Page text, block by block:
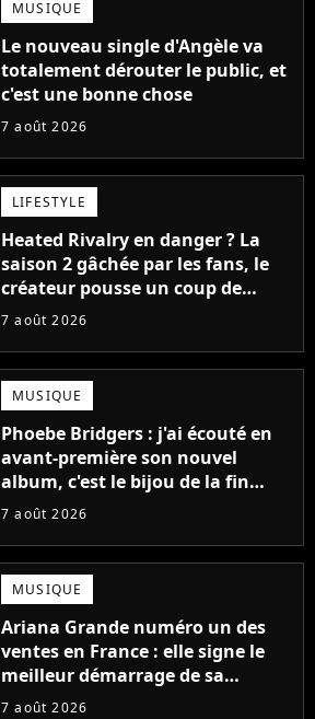
MUSIQUE
Le nouveau single d'Angèle va
totalement dérouter le public, et
c'est une bonne chose
7 août 2026
LIFESTYLE
Heated Rivalry en danger ? La
saison 2 gâchée par les fans, le
créateur pousse un coup de
gueule
7 août 2026
MUSIQUE
Phoebe Bridgers : j'ai écouté en
avant-première son nouvel
album, c'est le bijou de la fin
d'été
7 août 2026
MUSIQUE
Ariana Grande numéro un des
ventes en France : elle signe le
meilleur démarrage de sa
carrière avec son album Petal
7 août 2026